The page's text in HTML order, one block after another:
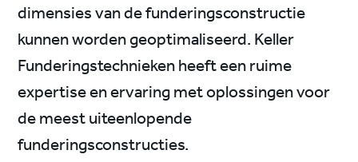
dimensies van de funderingsconstructie
kunnen worden geoptimaliseerd. Keller
Funderingstechnieken heeft een ruime
expertise en ervaring met oplossingen voor
de meest uiteenlopende
funderingsconstructies.